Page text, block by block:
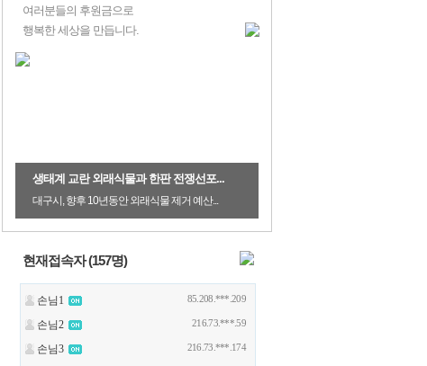
여러분들의 후원금으로
행복한 세상을 만듭니다.
생태계 교란 외래식물과 한판 전쟁선포...
대구시, 향후 10년동안 외래식물 제거 예산...
현재접속자 (157명)